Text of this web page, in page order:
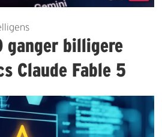
ganger billigere
Claude Fable 5